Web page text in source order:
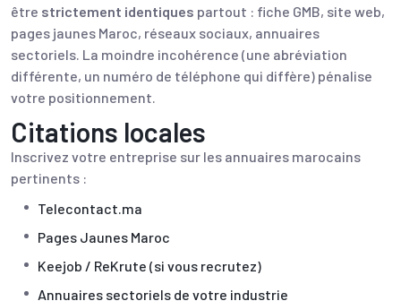
être strictement identiques partout : fiche GMB, site web,
pages jaunes Maroc, réseaux sociaux, annuaires
sectoriels. La moindre incohérence (une abréviation
différente, un numéro de téléphone qui diffère) pénalise
votre positionnement.
Citations locales
Inscrivez votre entreprise sur les annuaires marocains
pertinents :
Telecontact.ma
Pages Jaunes Maroc
Keejob / ReKrute (si vous recrutez)
Annuaires sectoriels de votre industrie